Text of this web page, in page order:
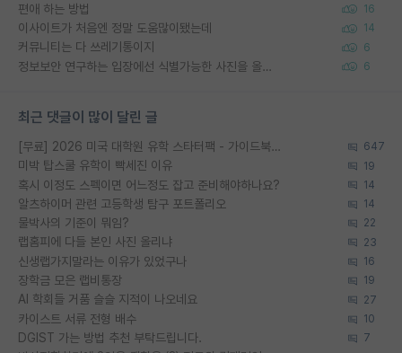
편애 하는 방법 16
이사이트가 처음엔 정말 도움많이됐는데 14
커뮤니티는 다 쓰레기통이지 6
정보보안 연구하는 입장에선 식별가능한 사진을 올리는건 비추이긴함 6
최근 댓글이 많이 달린 글
[무료] 2026 미국 대학원 유학 스타터팩 - 가이드북 & 합격자 컨택메일 템플릿 647
미박 탑스쿨 유학이 빡세진 이유 19
혹시 이정도 스펙이면 어느정도 잡고 준비해야하나요? 14
알츠하이머 관련 고등학생 탐구 포트폴리오 14
물박사의 기준이 뭐임? 22
랩홈피에 다들 본인 사진 올리냐 23
신생랩가지말라는 이유가 있었구나 16
장학금 모은 랩비통장 19
AI 학회들 거품 슬슬 지적이 나오네요 27
카이스트 서류 전형 배수 10
DGIST 가는 방법 추천 부탁드립니다. 7